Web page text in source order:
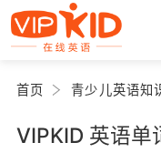
首页 青少儿英语知
VIPKID 英语单